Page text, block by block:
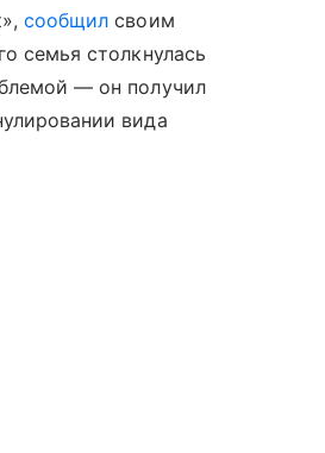
сообщил своим
семья столкнулась
— он получил
вида